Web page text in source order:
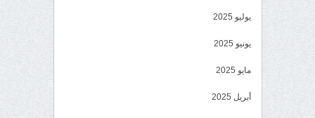
يوليو 2025
يونيو 2025
مايو 2025
أبريل 2025